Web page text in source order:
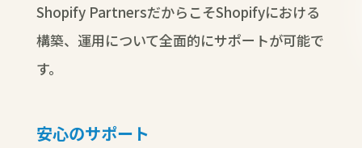
Shopify PartnersだからこそShopifyにおける
構築、運用について全面的にサポートが可能で
す。
安心のサポート